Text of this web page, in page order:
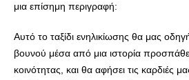
μια επίσημη περιγραφή:
Αυτό το ταξίδι ενηλικίωσης θα μας
βουνού μέσα από μια ιστορία
κοινότητας, και θα αφήσει τις καρδιές